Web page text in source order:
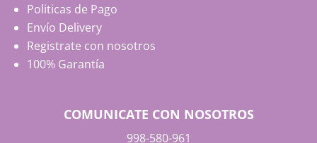
Politicas de Pago
Envío Delivery
Registrate con nosotros
100% Garantía
COMUNICATE CON NOSOTROS
998-580-961